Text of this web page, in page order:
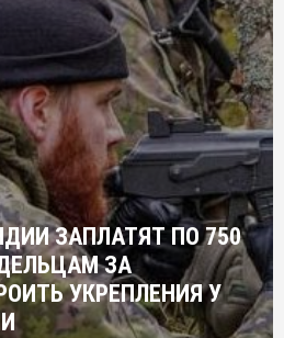
ЗАПЛАТЯТ ПО 750
ЗА
УКРЕПЛЕНИЯ У